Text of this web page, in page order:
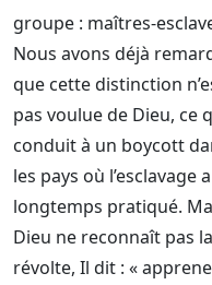
groupe : maîtres-
Nous avons déjà
que cette distinction
pas voulue de Dieu, ce
conduit à un boycott
les pays où l’esclavage
longtemps pratiqué.
Dieu ne reconnaît pas la
révolte, Il dit : «